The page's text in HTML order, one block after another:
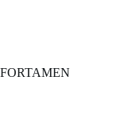
FORTAMEN